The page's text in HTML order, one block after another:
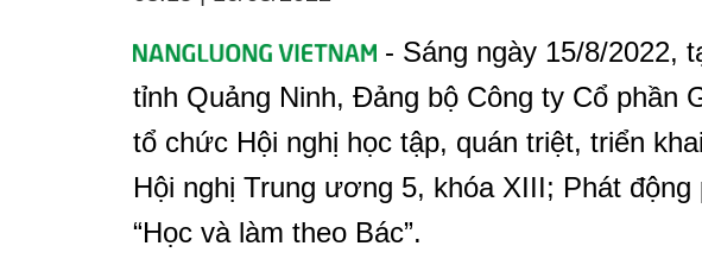
- Sáng ngày 15/8/2022,
tỉnh Quảng Ninh, Đảng bộ Công ty Cổ phần
tổ chức Hội nghị học tập, quán triệt, triển
Hội nghị Trung ương 5, khóa XIII; Phát động
“Học và làm theo Bác”.